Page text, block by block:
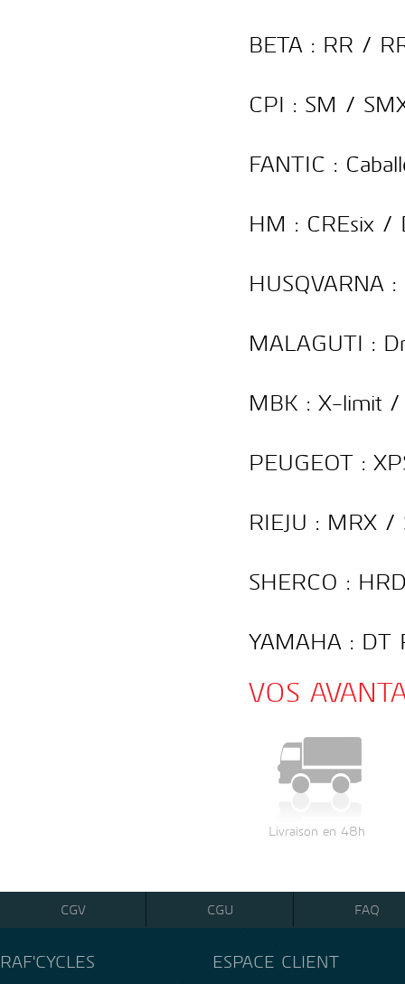
BETA : RR /
CPI : SM /
FANTIC :
HM : CREsix /
HUSQVARNA
MALAGUTI :
MBK : X-limit
PEUGEOT :
RIEJU : MRX
SHERCO :
YAMAHA :
VOS
Livraison en 48h
CGV CGU FAQ
RAF'CYCLES ESPACE CLIENT